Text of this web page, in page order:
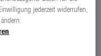
Division belief sich
jederzeit widerrufen,